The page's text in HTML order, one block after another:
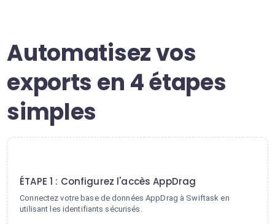
Automatisez vos
exports en 4 étapes
simples
ÉTAPE 1 : Configurez l'accès AppDrag
Connectez votre base de données AppDrag à Swiftask en
utilisant les identifiants sécurisés.